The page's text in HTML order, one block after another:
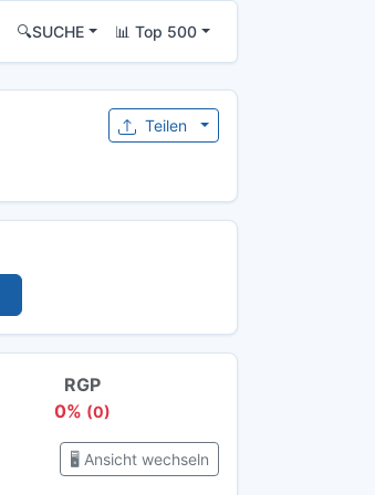
🔍SUCHE 📊 Top 500
Teilen
RGP
0% (0)
🖥️ Ansicht wechseln